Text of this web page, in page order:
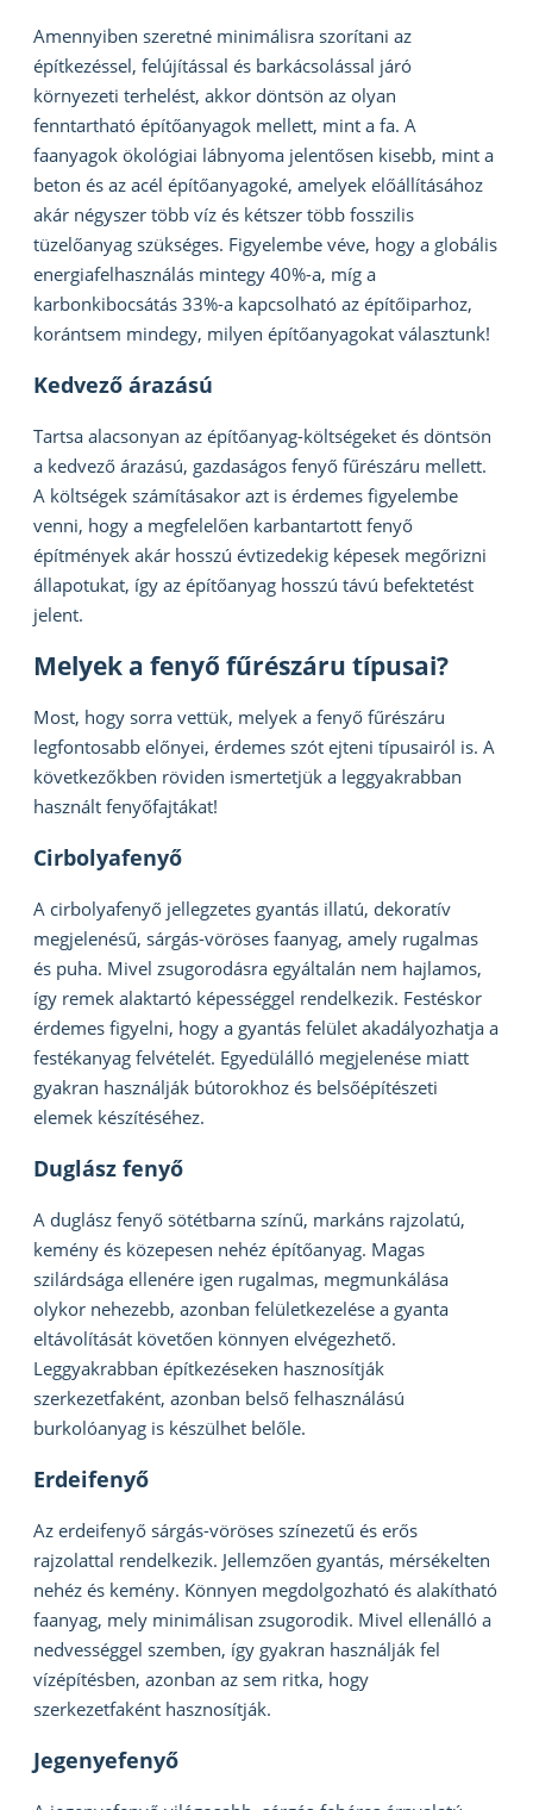
Amennyiben szeretné minimálisra szorítani az
építkezéssel, felújítással és barkácsolással járó
környezeti terhelést, akkor döntsön az olyan
fenntartható építőanyagok mellett, mint a fa. A
faanyagok ökológiai lábnyoma jelentősen kisebb, mint a
beton és az acél építőanyagoké, amelyek előállításához
akár négyszer több víz és kétszer több fosszilis
tüzelőanyag szükséges. Figyelembe véve, hogy a globális
energiafelhasználás mintegy 40%-a, míg a
karbonkibocsátás 33%-a kapcsolható az építőiparhoz,
korántsem mindegy, milyen építőanyagokat választunk!
Kedvező árazású
Tartsa alacsonyan az építőanyag-költségeket és döntsön
a kedvező árazású, gazdaságos fenyő fűrészáru mellett.
A költségek számításakor azt is érdemes figyelembe
venni, hogy a megfelelően karbantartott fenyő
építmények akár hosszú évtizedekig képesek megőrizni
állapotukat, így az építőanyag hosszú távú befektetést
jelent.
Melyek a fenyő fűrészáru típusai?
Most, hogy sorra vettük, melyek a fenyő fűrészáru
legfontosabb előnyei, érdemes szót ejteni típusairól is. A
következőkben röviden ismertetjük a leggyakrabban
használt fenyőfajtákat!
Cirbolyafenyő
A cirbolyafenyő jellegzetes gyantás illatú, dekoratív
megjelenésű, sárgás-vöröses faanyag, amely rugalmas
és puha. Mivel zsugorodásra egyáltalán nem hajlamos,
így remek alaktartó képességgel rendelkezik. Festéskor
érdemes figyelni, hogy a gyantás felület akadályozhatja a
festékanyag felvételét. Egyedülálló megjelenése miatt
gyakran használják bútorokhoz és belsőépítészeti
elemek készítéséhez.
Duglász fenyő
A duglász fenyő sötétbarna színű, markáns rajzolatú,
kemény és közepesen nehéz építőanyag. Magas
szilárdsága ellenére igen rugalmas, megmunkálása
olykor nehezebb, azonban felületkezelése a gyanta
eltávolítását követően könnyen elvégezhető.
Leggyakrabban építkezéseken hasznosítják
szerkezetfaként, azonban belső felhasználású
burkolóanyag is készülhet belőle.
Erdeifenyő
Az erdeifenyő sárgás-vöröses színezetű és erős
rajzolattal rendelkezik. Jellemzően gyantás, mérsékelten
nehéz és kemény. Könnyen megdolgozható és alakítható
faanyag, mely minimálisan zsugorodik. Mivel ellenálló a
nedvességgel szemben, így gyakran használják fel
vízépítésben, azonban az sem ritka, hogy
szerkezetfaként hasznosítják.
Jegenyefenyő